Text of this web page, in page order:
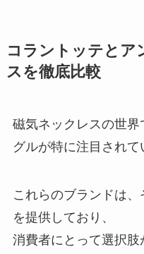
コラントッテとア
スを徹底比較
磁気ネックレスの世
グルが特に注目されて
これらのブランドは
を提供しており、
消費者にとって選択肢